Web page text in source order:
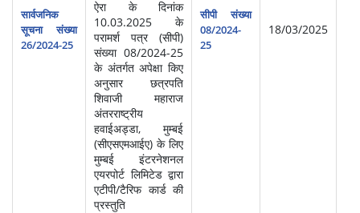
सार्वजनिक
सूचना संख्या
26/2024-25
ऐरा के दिनांक
10.03.2025 के
परामर्श पत्र (सीपी)
संख्‍या 08/2024-25
के अंतर्गत अपेक्षा किए
अनुसार छत्रपति
शिवाजी महाराज
अंतरराष्ट्रीय
हवाईअड्डा, मुम्‍बई
(सीएसएमआईए) के लिए
मुम्‍बई इंटरनेशनल
एयरपोर्ट लिमिटेड द्वारा
एटीपी/टैरिफ कार्ड की
प्रस्‍तुति
सीपी संख्या
08/2024-
25
18/03/2025